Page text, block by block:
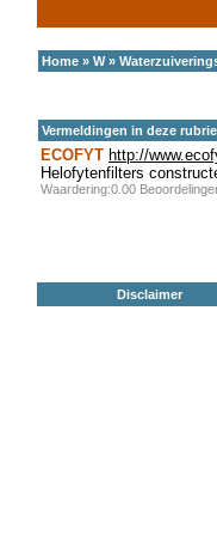
Home » W»
Vermeldingen in deze
ECOFYT http://
Helofytenfilters
Waardering:0.00
Disclaimer